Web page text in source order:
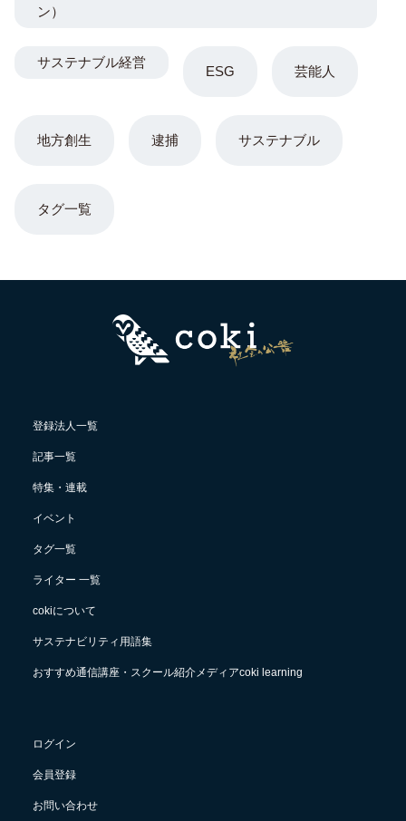
ESG 芸能人
地方創生 逮捕 サステナブル
ン）
サステナブル経営
タグ一覧
登録法人一覧
記事一覧
特集・連載
イベント
タグ一覧
ライター 一覧
cokiについて
サステナビリティ用語集
おすすめ通信講座・スクール紹介メディアcoki learning
ログイン
会員登録
お問い合わせ